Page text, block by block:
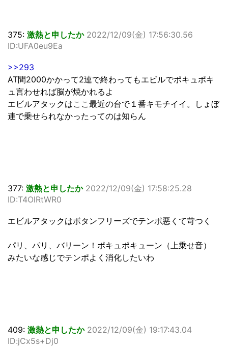
375: 激熱と申したか 2022/12/09(金) 17:56:30.56
ID:UFA0eu9Ea
>>293
AT間2000かかって2連で終わってもエビルでポキュポキ
ュ言わせれば脳が焼かれるよ
エビルアタックはここ最近の台で１番キモチイイ。しょぼ
連で乗せられなかったってのは知らん
377: 激熱と申したか 2022/12/09(金) 17:58:25.28
ID:T4OlRtWR0
エビルアタックはボタンフリーズでテンポ悪くて苛つく
パリ、パリ、バリーン！ポキュポキューン（上乗せ音）
みたいな感じでテンポよく消化したいわ
409: 激熱と申したか 2022/12/09(金) 19:17:43.04
ID:jCx5s+Dj0